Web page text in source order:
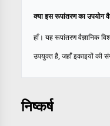
क्या इस रूपांतरण का उपयोग
हाँ। यह रूपांतरण वैज्ञानिक
उपयुक्त है, जहाँ इकाइयों की
निष्कर्ष